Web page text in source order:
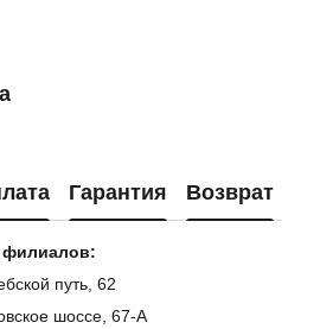
Гарантия Возврат
путь, 62
шоссе, 67-А